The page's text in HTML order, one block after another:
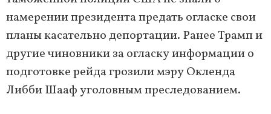
намерении президента предать огласке свои
планы касательно депортации. Ранее Трамп и
другие чиновники за огласку информации о
подготовке рейда грозили мэру Окленда
Либби Шааф уголовным преследованием.